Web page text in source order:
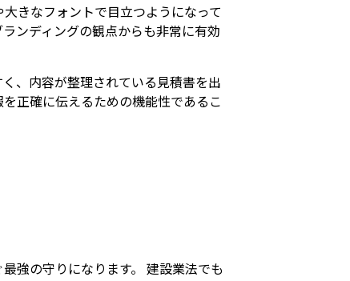
きなフォントで目立つようになって
ンディングの観点からも非常に有効
、内容が整理されている見積書を出
正確に伝えるための機能性であるこ
強の守りになります。 建設業法でも